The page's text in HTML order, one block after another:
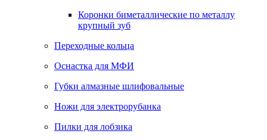
Коронки биметаллические по металлу
крупный зуб
Переходные кольца
Оснастка для МФИ
Губки алмазные шлифовальные
Ножи для электрорубанка
Пилки для лобзика